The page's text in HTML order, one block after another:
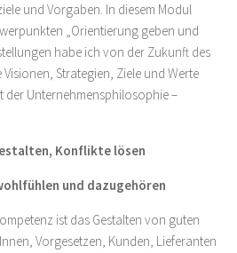
und Vorgaben. In diesem Modul
„Orientierung geben und
habe ich von der Zukunft des
Visionen, Strategien, Ziele und Werte
der Unternehmensphilosophie –
Konflikte lösen
und dazugehören
ist das Gestalten von guten
Vorgesetzen, Kunden, Lieferanten